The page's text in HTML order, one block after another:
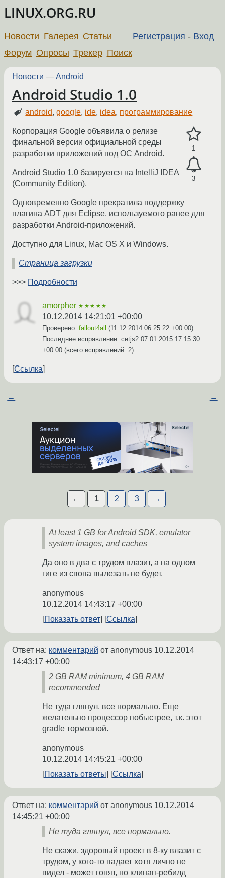
LINUX.ORG.RU
Регистрация - Вход
Новости Галерея Статьи
Форум Опросы Трекер Поиск
Новости — Android
Android Studio 1.0
android,google, ide, idea, программирование
1
3
Корпорация Google объявила о релизе
финальной версии официальной среды
разработки приложений под ОС Android.
Android Studio 1.0 базируется на IntelliJ IDEA
(Community Edition).
Одновременно Google прекратила поддержку
плагина ADT для Eclipse, используемого ранее для
разработки Android-приложений.
Доступно для Linux, Mac OS X и Windows.
Страница загрузки
>>> Подробности
amorpher ★★★★★
10.12.2014 14:21:01 +00:00
Проверено: fallout4all (11.12.2014 06:25:22 +00:00)
Последнее исправление: cetjs2 07.01.2015 17:15:30
+00:00 (всего исправлений: 2)
Ссылка
← →
← 1 2 3 →
At least 1 GB for Android SDK, emulator
system images, and caches
Да оно в два с трудом влазит, а на одном
гиге из свопа вылезать не будет.
anonymous
10.12.2014 14:43:17 +00:00
Показать ответ
Ссылка
Ответ на: комментарий от anonymous 10.12.2014
14:43:17 +00:00
2 GB RAM minimum, 4 GB RAM
recommended
Не туда глянул, все нормально. Еще
желательно процессор побыстрее, т.к. этот
gradle тормозной.
anonymous
10.12.2014 14:45:21 +00:00
Показать ответы
Ссылка
Ответ на: комментарий от anonymous 10.12.2014
14:45:21 +00:00
Не туда глянул, все нормально.
Не скажи, здоровый проект в 8-ку влазит с
трудом, у кого-то падает хотя лично не
видел - может гонят, но клинап-ребилд